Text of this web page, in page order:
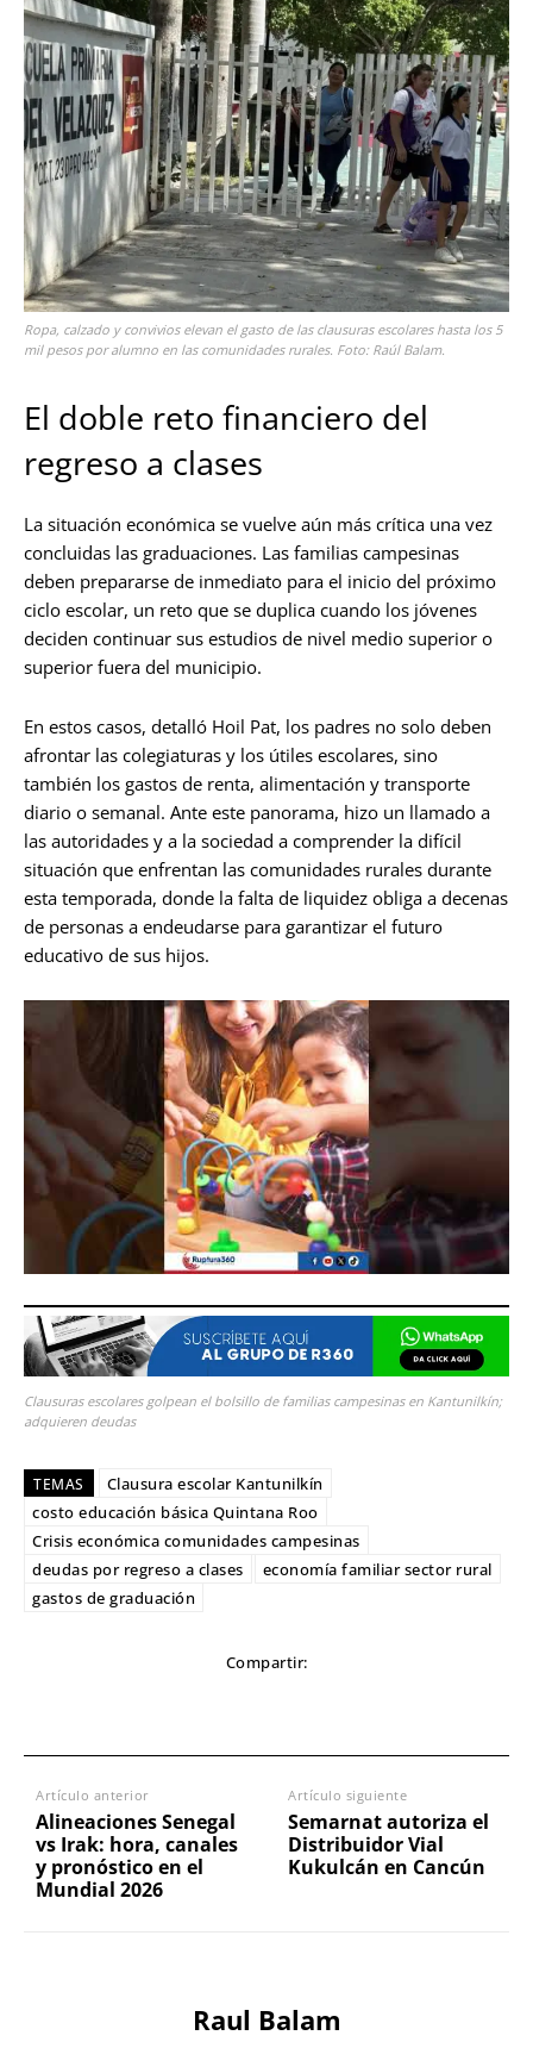
Ropa, calzado y convivios elevan el gasto de las clausuras escolares hasta los 5
mil pesos por alumno en las comunidades rurales. Foto: Raúl Balam.
El doble reto financiero del
regreso a clases
La situación económica se vuelve aún más crítica una vez
concluidas las graduaciones. Las familias campesinas
deben prepararse de inmediato para el inicio del próximo
ciclo escolar, un reto que se duplica cuando los jóvenes
deciden continuar sus estudios de nivel medio superior o
superior fuera del municipio.
En estos casos, detalló Hoil Pat, los padres no solo deben
afrontar las colegiaturas y los útiles escolares, sino
también los gastos de renta, alimentación y transporte
diario o semanal. Ante este panorama, hizo un llamado a
las autoridades y a la sociedad a comprender la difícil
situación que enfrentan las comunidades rurales durante
esta temporada, donde la falta de liquidez obliga a decenas
de personas a endeudarse para garantizar el futuro
educativo de sus hijos.
Clausuras escolares golpean el bolsillo de familias campesinas en Kantunilkín;
adquieren deudas
TEMAS
Clausura escolar Kantunilkín
costo educación básica Quintana Roo
Crisis económica comunidades campesinas
deudas por regreso a clases
economía familiar sector rural
gastos de graduación
Compartir:
Artículo anterior
Alineaciones Senegal
vs Irak: hora, canales
y pronóstico en el
Mundial 2026
Artículo siguiente
Semarnat autoriza el
Distribuidor Vial
Kukulcán en Cancún
Raul Balam